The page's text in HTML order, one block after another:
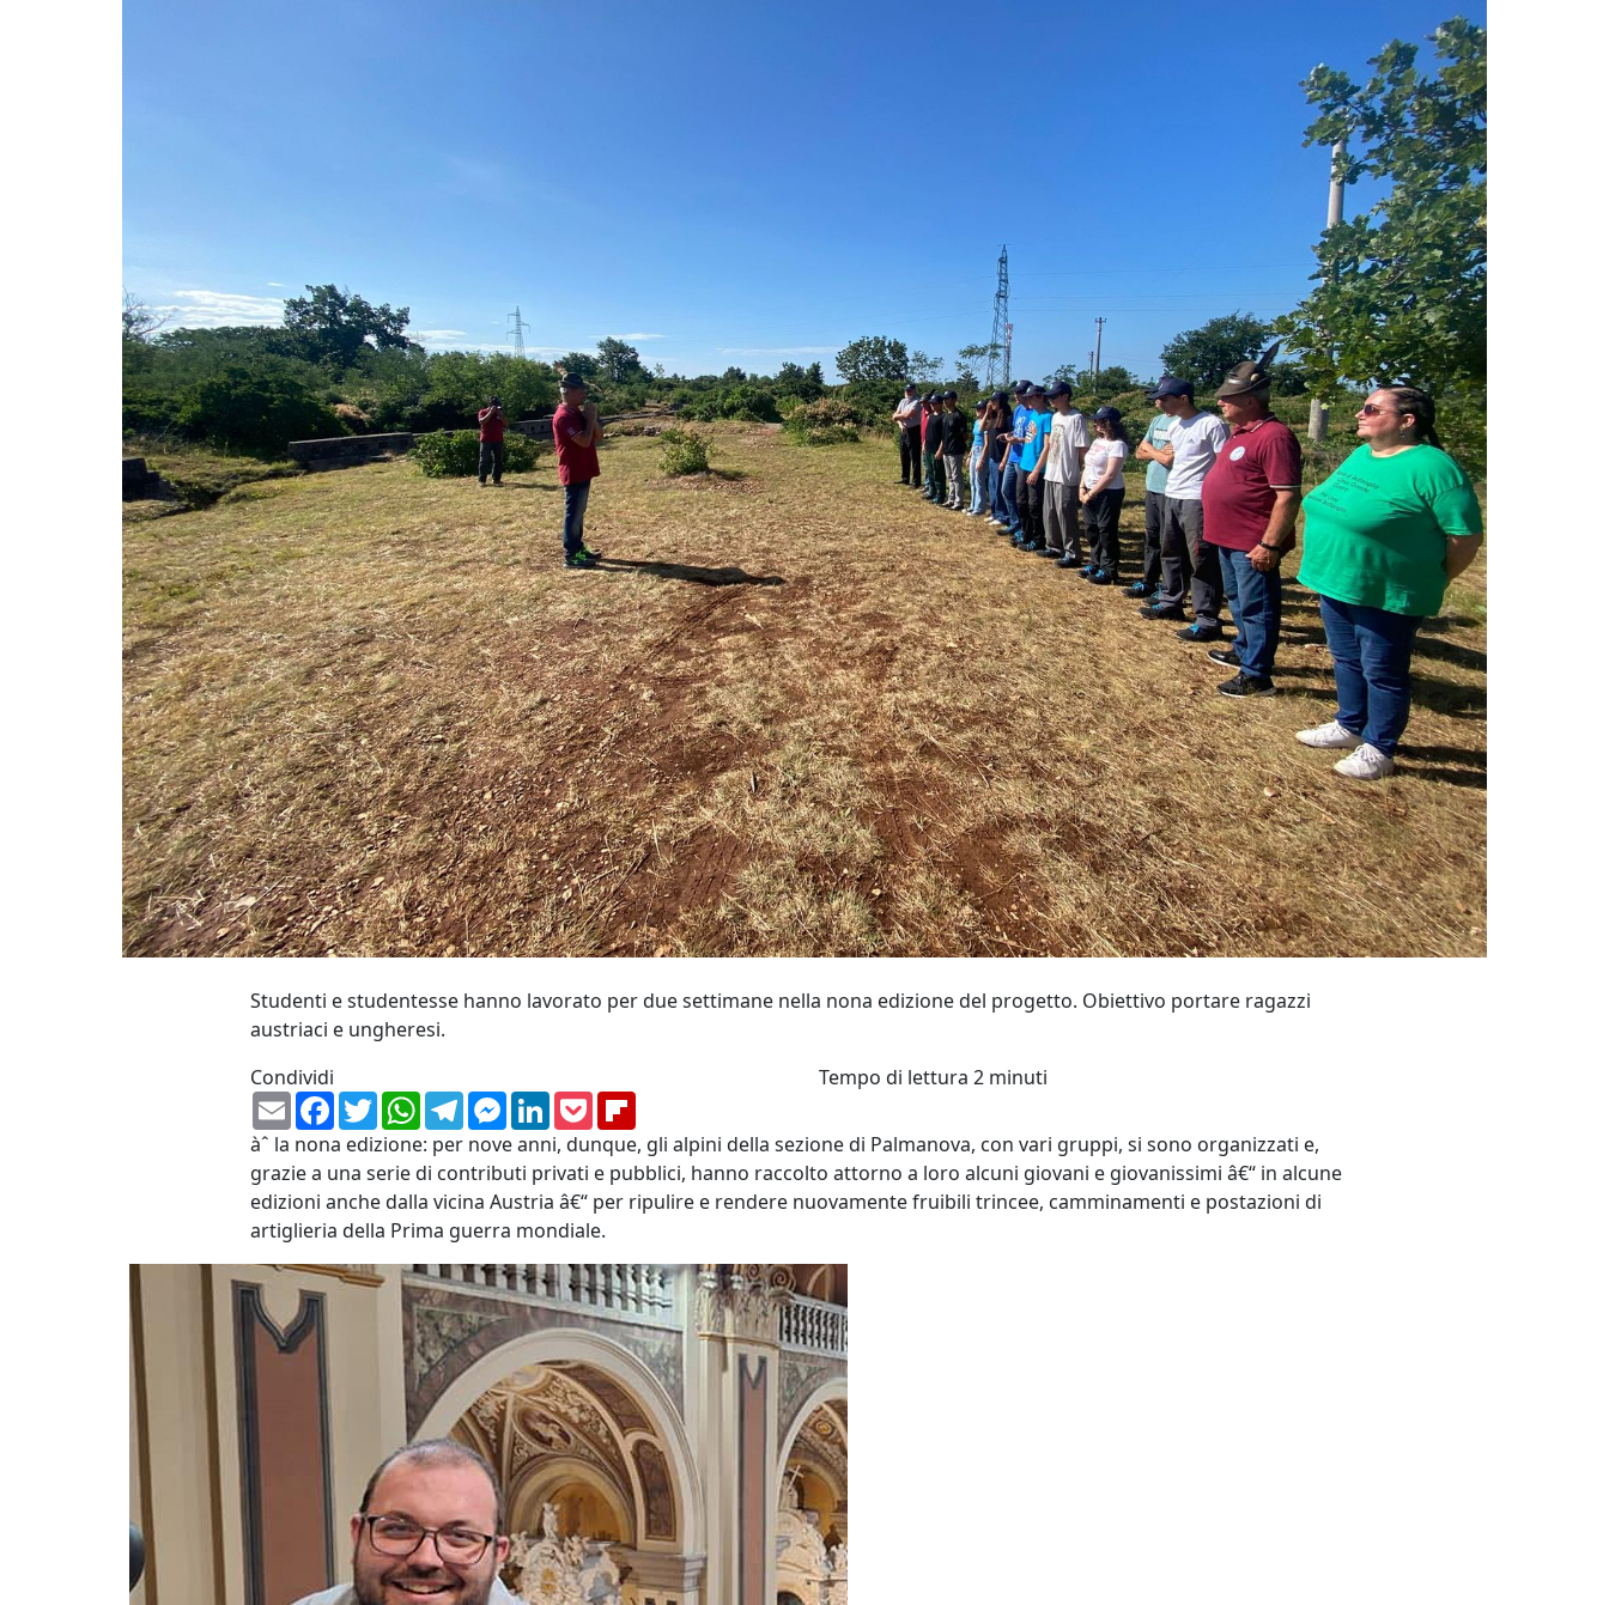
Studenti e studentesse hanno lavorato per due settimane nella nona edizione del progetto. Obiettivo portare ragazzi
austriaci e ungheresi.
Condividi
EmailFacebook
TwitterWhatsApp
TelegramMessenger
LinkedIn
Pocket
Tempo di lettura 2 minuti
àˆ la nona edizione: per nove anni, dunque, gli alpini della sezione di Palmanova, con vari gruppi, si sono organizzati e,
grazie a una serie di contributi privati e pubblici, hanno raccolto attorno a loro alcuni giovani e giovanissimi â€“ in alcune
edizioni anche dalla vicina Austria â€“ per ripulire e rendere nuovamente fruibili trincee, camminamenti e postazioni di
artiglieria della Prima guerra mondiale.